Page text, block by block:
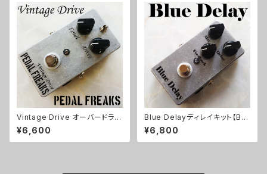
Vintage Drive オーバードライ
ブキット【PEDAL FREAKS】
¥6,600
Blue Delayディレイキット【BA
SIC KIT】
¥6,800